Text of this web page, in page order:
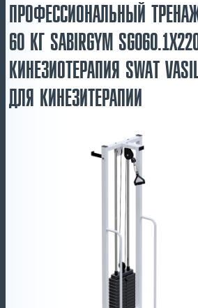
ПРОФЕССИОНАЛЬНЫЙ
60 КГ SABIRGYM
КИНЕЗИОТЕРАПИЯ SWAT
ДЛЯ КИНЕЗИТЕРАПИИ